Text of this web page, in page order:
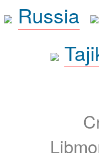
Russia